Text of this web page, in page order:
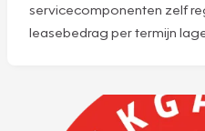
servicecomponenten zelf
leasebedrag per termijn